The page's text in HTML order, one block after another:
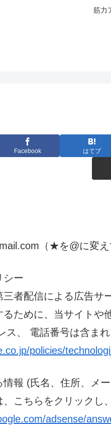
筋力
Facebook はてブ
（★を@に変え
シー
三者配信による広告サ
るために、当サイトや
ス、 電話番号は含ま
policies/
情報 (氏名、住所、メ
、こちらをクリックし
adsense/